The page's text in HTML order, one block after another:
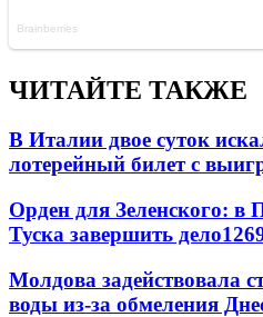
ЧИТАЙТЕ ТАКЖЕ
В Италии двое суток
лотерейный билет с
Орден для Зеленского: в
Туска завершить дело
Молдова задействовала
воды из-за обмеления